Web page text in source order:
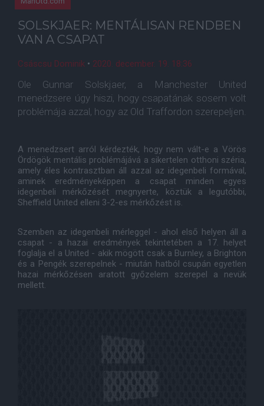
SOLSKJAER: MENTÁLISAN RENDBEN
VAN A CSAPAT
Csáscsu Dominik • 2020. december. 19. 18:36
Ole Gunnar Solskjaer, a Manchester United
menedzsere úgy hiszi, hogy csapatának sosem volt
problémája azzal, hogy az Old Traffordon szerepeljen.
A menedzsert arról kérdezték, hogy nem vált-e a Vörös
Ördögök mentális problémájává a sikertelen otthoni széria,
amely éles kontrasztban áll azzal az idegenbeli formával,
aminek eredményeképpen a csapat minden egyes
idegenbeli mérkőzését megnyerte, köztük a legutóbbi,
Sheffield United elleni 3-2-es mérkőzést is.
Szemben az idegenbeli mérleggel - ahol első helyen áll a
csapat - a hazai eredmények tekintetében a 17. helyet
foglalja el a United - akik mögött csak a Burnley, a Brighton
és a Pengék szerepelnek - miután hatból csupán egyetlen
hazai mérkőzésen aratott győzelem szerepel a nevük
mellett.